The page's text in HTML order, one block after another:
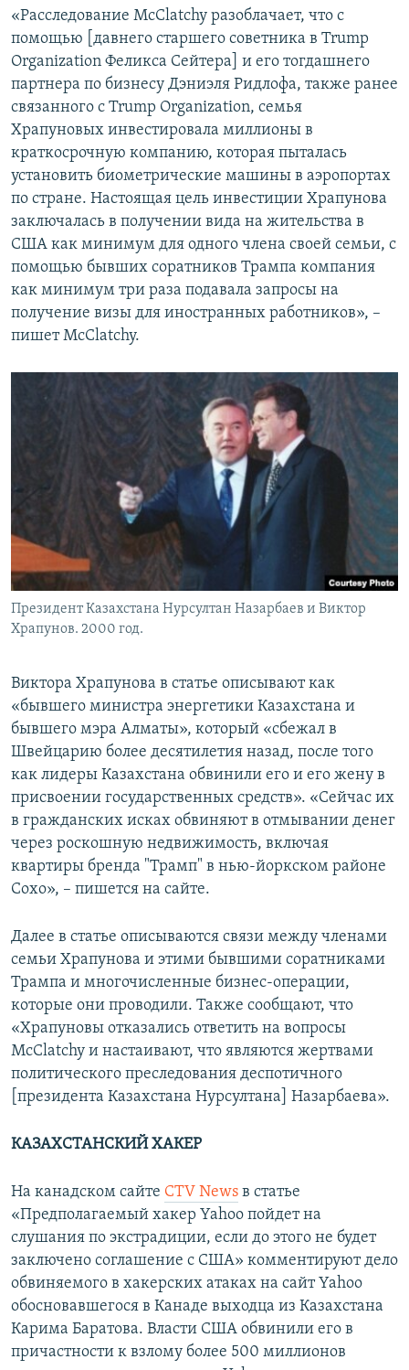
«Расследование McClatchy разоблачает, что с
помощью [давнего старшего советника в Trump
Organization Феликса Сейтера] и его тогдашнего
партнера по бизнесу Дэниэля Ридлофа, также ранее
связанного с Trump Organization, семья
Храпуновых инвестировала миллионы в
краткосрочную компанию, которая пыталась
установить биометрические машины в аэропортах
по стране. Настоящая цель инвестиции Храпунова
заключалась в получении вида на жительства в
США как минимум для одного члена своей семьи, с
помощью бывших соратников Трампа компания
как минимум три раза подавала запросы на
получение визы для иностранных работников», –
пишет McClatchy.
Президент Казахстана Нурсултан Назарбаев и Виктор
Храпунов. 2000 год.
Виктора Храпунова в статье описывают как
«бывшего министра энергетики Казахстана и
бывшего мэра Алматы», который «сбежал в
Швейцарию более десятилетия назад, после того
как лидеры Казахстана обвинили его и его жену в
присвоении государственных средств». «Сейчас их
в гражданских исках обвиняют в отмывании денег
через роскошную недвижимость, включая
квартиры бренда "Трамп" в нью-йоркском районе
Сохо», – пишется на сайте.
Далее в статье описываются связи между членами
семьи Храпунова и этими бывшими соратниками
Трампа и многочисленные бизнес-операции,
которые они проводили. Также сообщают, что
«Храпуновы отказались ответить на вопросы
McClatchy и настаивают, что являются жертвами
политического преследования деспотичного
[президента Казахстана Нурсултана] Назарбаева».
КАЗАХСТАНСКИЙ ХАКЕР
На канадском сайте CTV News в статье
«Предполагаемый хакер Yahoo пойдет на
слушания по экстрадиции, если до этого не будет
заключено соглашение с США» комментируют дело
обвиняемого в хакерских атаках на сайт Yahoo
обосновавшегося в Канаде выходца из Казахстана
Карима Баратова. Власти США обвинили его в
причастности к взлому более 500 миллионов